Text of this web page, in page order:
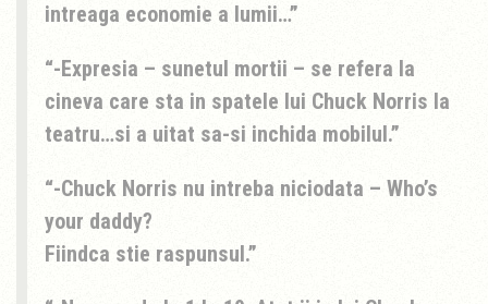
intreaga economie a lumii…
-Expresia – sunetul mortii – se refera la
cineva care sta in spatele lui Chuck Norris la
teatru…si a uitat sa-si inchida mobilul.
-Chuck Norris nu intreba niciodata – Who’s
your daddy?
Fiindca stie raspunsul.